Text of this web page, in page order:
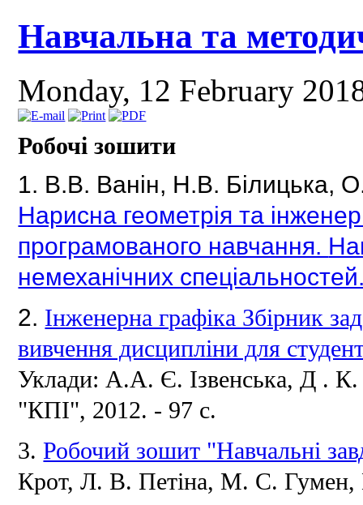
Навчальна та
Monday, 12 February
Робочі зошити
1. В.В. Ванін, Н.В. Білицька,
Нарисна геометрія та
програмованого навчання.
немеханічних
2. Інженерна графіка Збірник
вивчення дисципліни для
Уклади: А.А. Є. Ізвенська, Д .
"КПІ", 2012. - 97 с.
3.Робочий зошит "Навчальні
Крот, Л.В.Петіна, М. С.